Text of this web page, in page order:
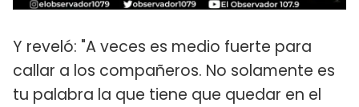
Y reveló: "A veces es medio fuerte para
callar a los compañeros. No solamente es
tu palabra la que tiene que quedar en el